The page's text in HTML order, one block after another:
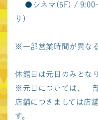
日本語 English
お問い合わせ
サイトポリシー
●シネマ(5F) / 9:00～
り)
※一部営業時間が異な
休館日は元日のみとな
※元日については、一
店舗につきましては店
す。